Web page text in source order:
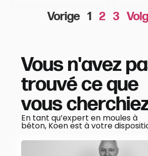
Vorige 1 2 3
Vous n'avez
trouvé ce que
vous
En tant qu’expert en moules à
béton, Koen est à votre